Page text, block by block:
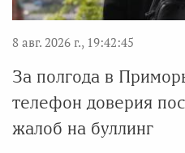
8 авг. 2026 г., 19:42:45
За полгода в
телефон доверия
жалоб на буллинг